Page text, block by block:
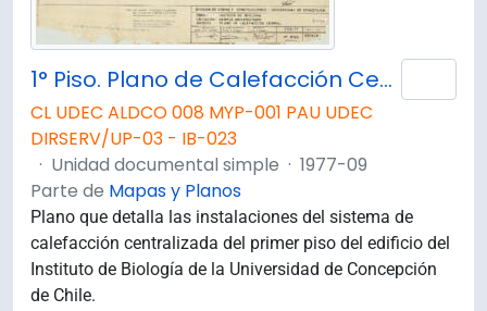
1° Piso. Plano de Calefacción Central. D109
CL UDEC ALDCO 008 MYP-001 PAU UDEC
DIRSERV/UP-03 - IB-023
· Unidad documental simple · 1977-09
Parte de Mapas y Planos
Plano que detalla las instalaciones del sistema de
calefacción centralizada del primer piso del edificio del
Instituto de Biología de la Universidad de Concepción
de Chile.